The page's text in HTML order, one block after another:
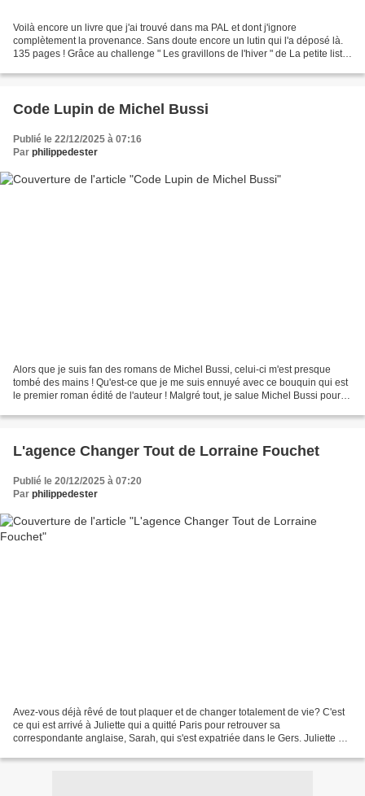
Voilà encore un livre que j'ai trouvé dans ma PAL et dont j'ignore
complètement la provenance. Sans doute encore un lutin qui l'a déposé là.
135 pages ! Grâce au challenge " Les gravillons de l'hiver " de La petite liste,
Code Lupin de Michel Bussi
Publié le 22/12/2025 à 07:16
Par philippedester
Alors que je suis fan des romans de Michel Bussi, celui-ci m'est presque
tombé des mains ! Qu'est-ce que je me suis ennuyé avec ce bouquin qui est
le premier roman édité de l'auteur ! Malgré tout, je salue Michel Bussi pour
L'agence Changer Tout de Lorraine Fouchet
Publié le 20/12/2025 à 07:20
Par philippedester
Avez-vous déjà rêvé de tout plaquer et de changer totalement de vie? C'est
ce qui est arrivé à Juliette qui a quitté Paris pour retrouver sa
correspondante anglaise, Sarah, qui s'est expatriée dans le Gers. Juliette y a